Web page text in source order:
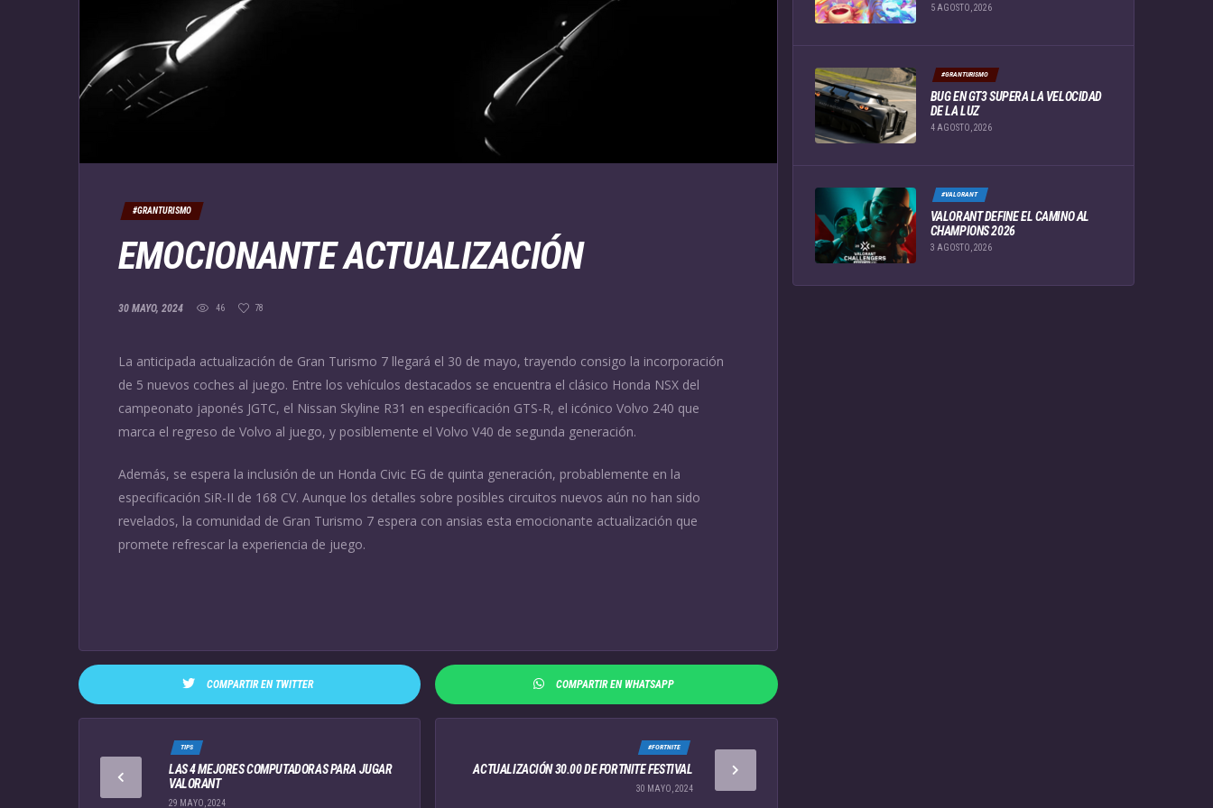
#GRANTURISMO
EMOCIONANTE ACTUALIZACIÓN
30 MAYO, 2024 46 78
La anticipada actualización de Gran Turismo 7 llegará el 30 de mayo, trayendo consigo la incorporación
de 5 nuevos coches al juego. Entre los vehículos destacados se encuentra el clásico Honda NSX del
campeonato japonés JGTC, el Nissan Skyline R31 en especificación GTS-R, el icónico Volvo 240 que
marca el regreso de Volvo al juego, y posiblemente el Volvo V40 de segunda generación.
Además, se espera la inclusión de un Honda Civic EG de quinta generación, probablemente en la
especificación SiR-II de 168 CV. Aunque los detalles sobre posibles circuitos nuevos aún no han sido
revelados, la comunidad de Gran Turismo 7 espera con ansias esta emocionante actualización que
promete refrescar la experiencia de juego.
COMPARTIR EN TWITTER COMPARTIR EN WHATSAPP
TIPS
LAS 4 MEJORES COMPUTADORAS PARA JUGAR
VALORANT
29 MAYO, 2024
#FORTNITE
ACTUALIZACIÓN 30.00 DE FORTNITE FESTIVAL
30 MAYO, 2024
5 AGOSTO, 2026
#GRANTURISMO
BUG EN GT3 SUPERA LA VELOCIDAD
DE LA LUZ
4 AGOSTO, 2026
#VALORANT
VALORANT DEFINE EL CAMINO AL
CHAMPIONS 2026
3 AGOSTO, 2026